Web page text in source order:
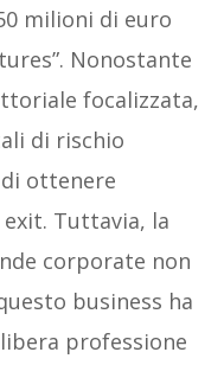
milioni di euro
Nonostante
focalizzata,
di rischio
ottenere
Tuttavia, la
corporate non
business ha
professione